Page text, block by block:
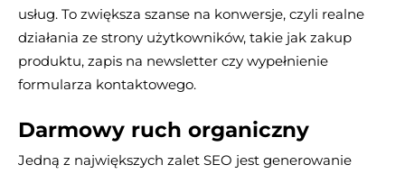
usług. To zwiększa szanse na konwersje, czyli realne
działania ze strony użytkowników, takie jak zakup
produktu, zapis na newsletter czy wypełnienie
formularza kontaktowego.
Darmowy ruch organiczny
Jedną z największych zalet SEO jest generowanie